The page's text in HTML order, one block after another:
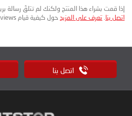
إذا قمت بشراء هذا المنتج ولكنك لم تتلقَ رسالة
اتصل بنا تعرف على المزيد حول كيفية قيام DriverReviews بمراجعة التعليقات.
اتصل بنا